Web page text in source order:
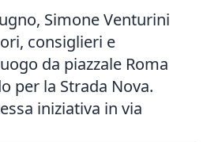
Simone Venturini
consiglieri e
da piazzale Roma
per la Strada Nova.
iniziativa in via